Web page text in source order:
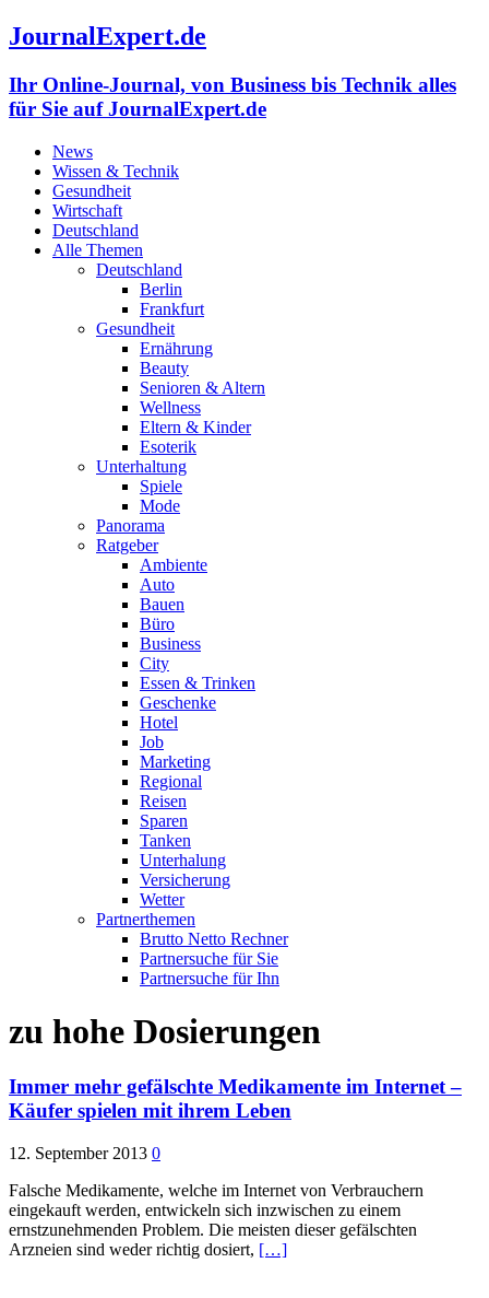
JournalExpert.de
Ihr Online-Journal, von Business bis Technik alles
für Sie auf JournalExpert.de
News
Wissen & Technik
Gesundheit
Wirtschaft
Deutschland
Alle Themen
Deutschland
Berlin
Frankfurt
Gesundheit
Ernährung
Beauty
Senioren & Altern
Wellness
Eltern & Kinder
Esoterik
Unterhaltung
Spiele
Mode
Panorama
Ratgeber
Ambiente
Auto
Bauen
Büro
Business
City
Essen & Trinken
Geschenke
Hotel
Job
Marketing
Regional
Reisen
Sparen
Tanken
Unterhalung
Versicherung
Wetter
Partnerthemen
Brutto Netto Rechner
Partnersuche für Sie
Partnersuche für Ihn
zu hohe Dosierungen
Immer mehr gefälschte Medikamente im Internet –
Käufer spielen mit ihrem Leben
12. September 2013 0
Falsche Medikamente, welche im Internet von Verbrauchern
eingekauft werden, entwickeln sich inzwischen zu einem
ernstzunehmenden Problem. Die meisten dieser gefälschten
Arzneien sind weder richtig dosiert, […]